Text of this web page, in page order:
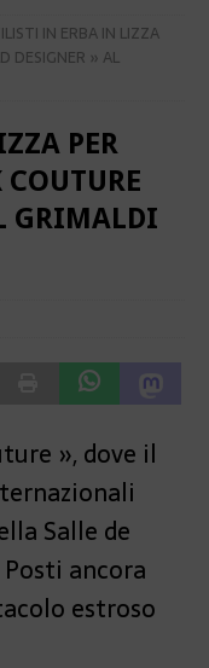
IN ERBA IN LIZZA
DESIGNER » AL
PER
GRIMALDI
», dove il
Salle de
ancora
estroso